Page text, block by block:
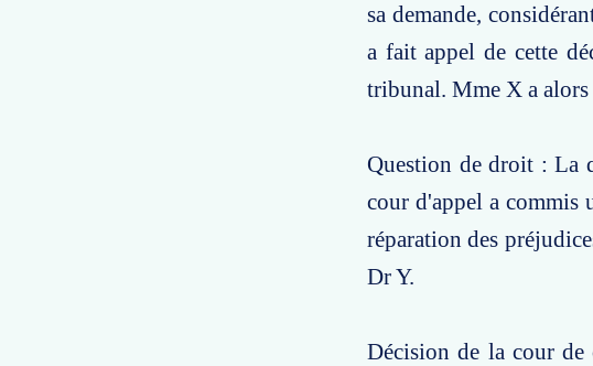
sa demande,
a fait appel de cette
tribunal. Mme X a
Question de droit : La
cour d'appel a commis
réparation des
Dr Y.
Décision de la cour de